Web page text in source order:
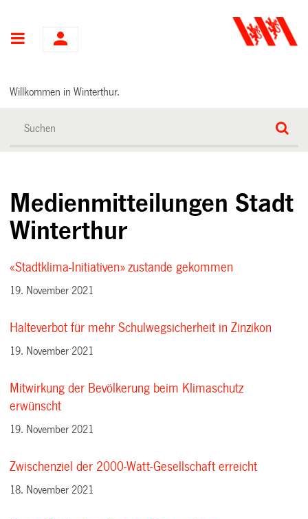
Hauptnavigation
Willkommen in Winterthur.
Medienmitteilungen Stadt
Winterthur
«Stadtklima-Initiativen» zustande gekommen
19. November 2021
Halteverbot für mehr Schulwegsicherheit in Zinzikon
19. November 2021
Mitwirkung der Bevölkerung beim Klimaschutz
erwünscht
19. November 2021
Zwischenziel der 2000-Watt-Gesellschaft erreicht
18. November 2021